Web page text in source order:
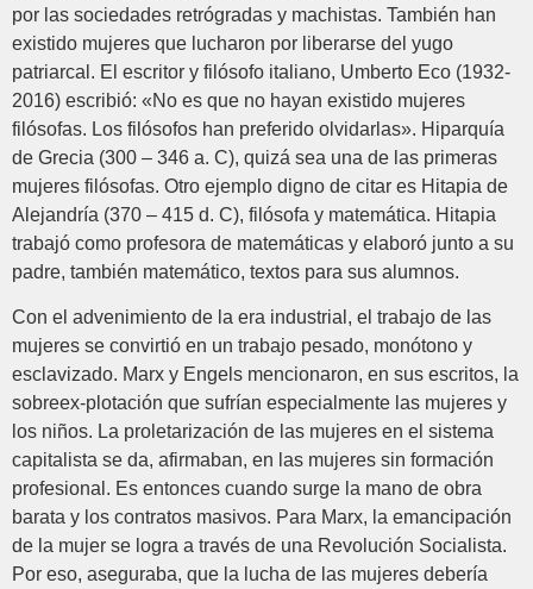
por las sociedades retrógradas y machistas. También han
existido mujeres que lucharon por liberarse del yugo
patriarcal. El escritor y filósofo italiano, Umberto Eco (1932-
2016) escribió: «No es que no hayan existido mujeres
filósofas. Los filósofos han preferido olvidarlas». Hiparquía
de Grecia (300 – 346 a. C), quizá sea una de las primeras
mujeres filósofas. Otro ejemplo digno de citar es Hitapia de
Alejandría (370 – 415 d. C), filósofa y matemática. Hitapia
trabajó como profesora de matemáticas y elaboró junto a su
padre, también matemático, textos para sus alumnos.
Con el advenimiento de la era industrial, el trabajo de las
mujeres se convirtió en un trabajo pesado, monótono y
esclavizado. Marx y Engels mencionaron, en sus escritos, la
sobreex-plotación que sufrían especialmente las mujeres y
los niños. La proletarización de las mujeres en el sistema
capitalista se da, afirmaban, en las mujeres sin formación
profesional. Es entonces cuando surge la mano de obra
barata y los contratos masivos. Para Marx, la emancipación
de la mujer se logra a través de una Revolución Socialista.
Por eso, aseguraba, que la lucha de las mujeres debería